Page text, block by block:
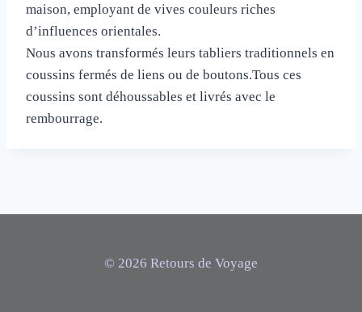
maison, employant de vives couleurs riches
d’influences orientales.
Nous avons transformés leurs tabliers traditionnels en
coussins fermés de liens ou de boutons.Tous ces
coussins sont déhoussables et livrés avec le
rembourrage.
© 2026 Retours de Voyage